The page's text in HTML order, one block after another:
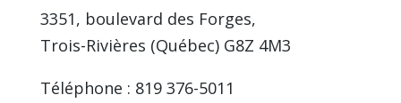
3351, boulevard des Forges,
Trois-Rivières (Québec) G8Z 4M3
Téléphone : 819 376-5011